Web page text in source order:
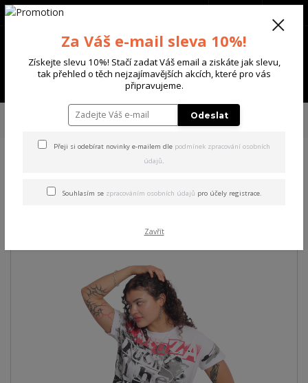
Menu
+420 702 136 620
ŠATY
Yakuza dámské šaty Donna Urban T-Shirt Dress
Urban T-Shirt Dress white XS
Za Váš e-mail sleva 10%!
Získejte slevu 10%! Stačí zadat Váš email a ziskáte jak slevu,
tak přehled o těch nejzajímavějších akcích, které pro vás
připravujeme.
Odeslat
Přeji si odebírat novinky e-mailem dle podmínek zpracování osobních
údajů.
Souhlasím se zpracováním osobních údajů pro účely registrace.
Zavřít